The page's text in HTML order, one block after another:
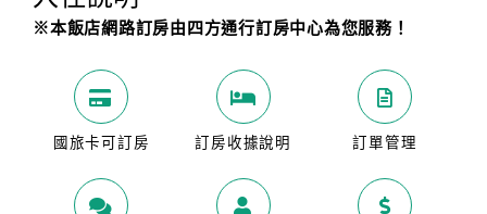
※本飯店網路訂房由四方通行訂房中心為您服務！
國旅卡可訂房 訂房收據說明 訂單管理